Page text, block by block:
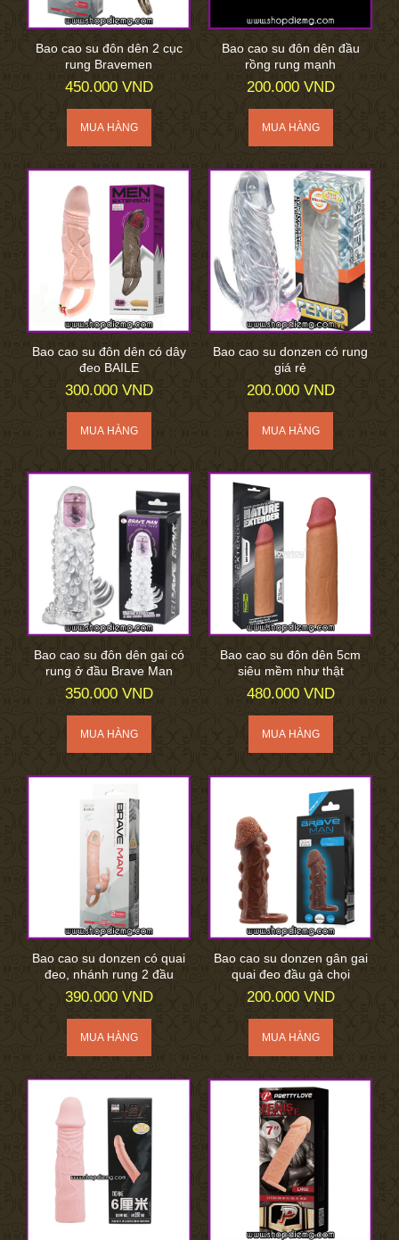
Bao cao su đôn dên 2 cục
rung Bravemen
450.000 VND
Bao cao su đôn dên đầu
rồng rung mạnh
200.000 VND
Bao cao su đôn dên có dây
đeo BAILE
300.000 VND
Bao cao su donzen có rung
giá rẻ
200.000 VND
Bao cao su đôn dên gai có
rung ở đầu Brave Man
350.000 VND
Bao cao su đôn dên 5cm
siêu mềm như thật
480.000 VND
Bao cao su donzen có quai
đeo, nhánh rung 2 đầu
390.000 VND
Bao cao su donzen gân gai
quai đeo đầu gà chọi
200.000 VND